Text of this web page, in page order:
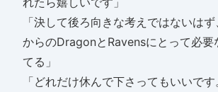
「決して後ろ向きな考えではないは
からのDragonとRavensにとって必要
てる」
「どれだけ休んで下さってもいいで